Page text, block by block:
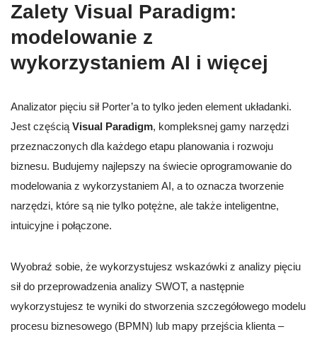
Zalety Visual Paradigm:
modelowanie z
wykorzystaniem AI i więcej
Analizator pięciu sił Porter’a to tylko jeden element układanki.
Jest częściąVisual Paradigm, kompleksnej gamy narzędzi
przeznaczonych dla każdego etapu planowania i rozwoju
biznesu. Budujemy najlepszy na świecie oprogramowanie do
modelowania z wykorzystaniem AI, a to oznacza tworzenie
narzędzi, które są nie tylko potężne, ale także inteligentne,
intuicyjne i połączone.
Wyobraź sobie, że wykorzystujesz wskazówki z analizy pięciu
sił do przeprowadzenia analizy SWOT, a następnie
wykorzystujesz te wyniki do stworzenia szczegółowego modelu
procesu biznesowego (BPMN) lub mapy przejścia klienta –